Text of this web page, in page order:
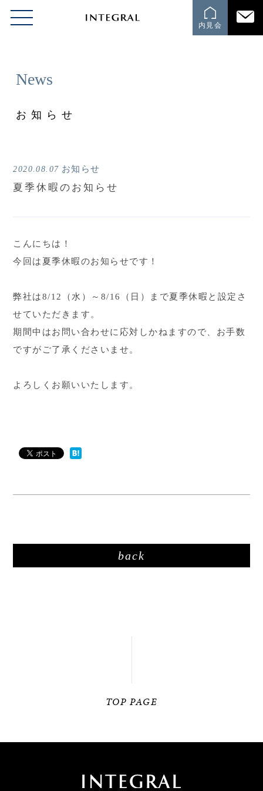
内見会
News
お知らせ
2020.08.07 お知らせ
夏季休暇のお知らせ
こんにちは！
今回は夏季休暇のお知らせです！
弊社は8/12（水）～8/16（日）まで夏季休暇と設定さ
せていただきます。
期間中はお問い合わせに応対しかねますので、お手数
ですがご了承くださいませ。
よろしくお願いいたします。
back
TOP PAGE